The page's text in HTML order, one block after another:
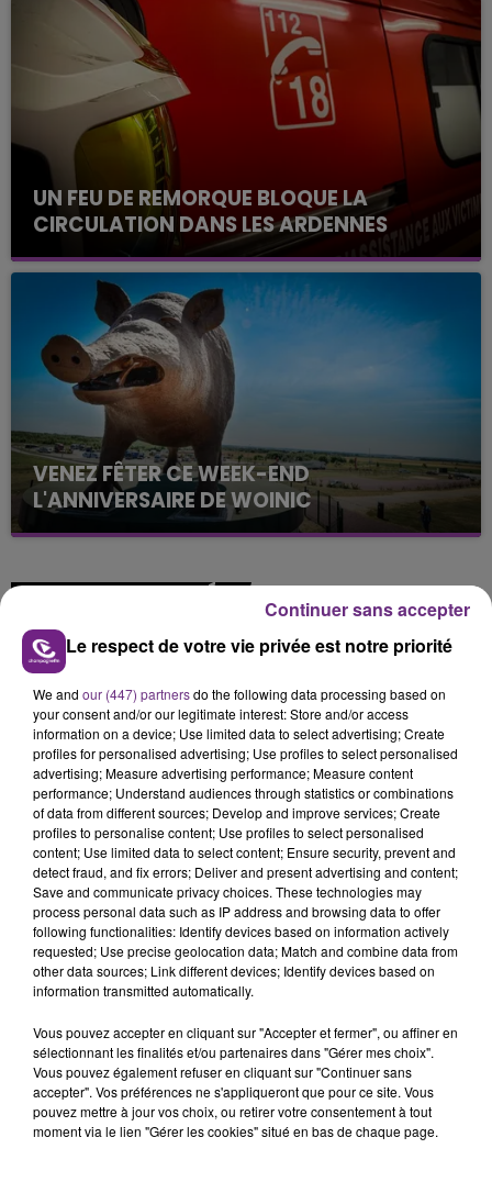
UN FEU DE REMORQUE BLOQUE LA
CIRCULATION DANS LES ARDENNES
Un feu de remorque s'est déclaré ce mercredi en
fin de matinée sur l'A34.
VENEZ FÊTER CE WEEK-END
L'ANNIVERSAIRE DE WOINIC
Ce samedi 8 août sera un grand jour :
Une fête est donc organisée et vous êtes tous
TITRES DIFFUSÉS
8h05
8h05
JEREMY FREROT
Frerot
OLIVIA DEAN
So Easy (to Fall In Love)
7h55
7h55 7h48
7h48
Le respect de votre vie privée est notre priorité
We and our (447) partnersdo the following data processing based on
your consent and/or our legitimate interest: Store and/or access
information on a device; Use limited data to select advertising; Create
profiles for personalised advertising; Use profiles to select personalised
advertising; Measure advertising performance; Measure content
performance; Understand audiences through statistics or combinations
of data from different sources; Develop and improve services; Create
profiles to personalise content; Use profiles to select personalised
content; Use limited data to select content; Ensure security, prevent and
detect fraud, and fix errors; Deliver and present advertising and content;
Save and communicate privacy choices. These technologies may
process personal data such as IP address and browsing data to offer
following functionalities: Identify devices based on information actively
requested; Use precise geolocation data; Match and combine data from
other data sources; Link different devices; Identify devices based on
information transmitted automatically.
Vous pouvez accepter en cliquant sur "Accepter et fermer", ou affiner en
sélectionnant les finalités et/ou partenaires dans "Gérer mes choix".
Vous pouvez également refuser en cliquant sur "Continuer sans
accepter". Vos préférences ne s'appliqueront que pour ce site. Vous
pouvez mettre à jour vos choix, ou retirer votre consentement à tout
moment via le lien "Gérer les cookies" situé en bas de chaque page.
Continuer sans accepter